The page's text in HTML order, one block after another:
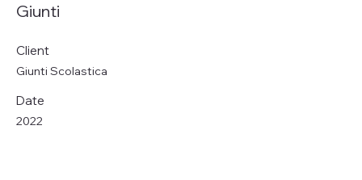
Giunti
Client
Giunti Scolastica
Date
2022